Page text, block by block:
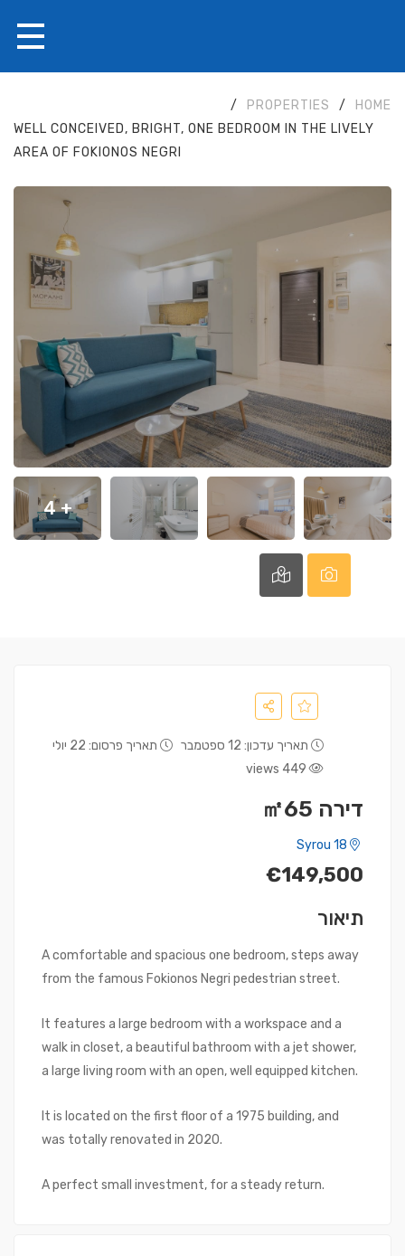
HOME
/
PROPERTIES
/
WELL CONCEIVED, BRIGHT, ONE BEDROOM IN THE LIVELY
AREA OF FOKIONOS NEGRI
+ 4
תאריך עדכון: 12 ספטמבר
תאריך פרסום: 22 יולי
449 views
דירה ㎡65
€149,500
תיאור
A comfortable and spacious one bedroom, steps away
from the famous Fokionos Negri pedestrian street.
It features a large bedroom with a workspace and a
walk in closet, a beautiful bathroom with a jet shower,
a large living room with an open, well equipped kitchen.
It is located on the first floor of a 1975 building, and
was totally renovated in 2020.
A perfect small investment, for a steady return.